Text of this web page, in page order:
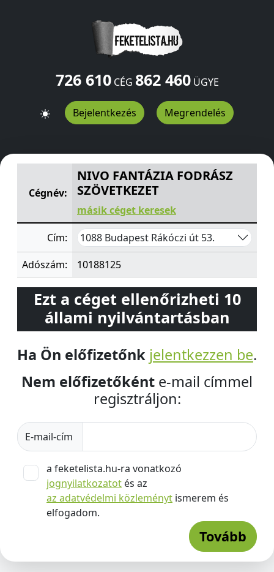
726 610CÉG 862 460ÜGYE
Bejelentkezés Megrendelés
NIVO FANTÁZIA FODRÁSZ SZÖVETKEZET Rákóczi út 53.
Cégnév:
NIVO FANTÁZIA FODRÁSZ
SZÖVETKEZET
másik céget keresek
Cím: 1088 Budapest Rákóczi út 53.
Adószám: 10188125
Ezt a céget ellenőrizheti 10
állami nyilvántartásban
Ha Ön előfizetőnk jelentkezzen be.
Nem előfizetőként e-mail címmel
regisztráljon:
E-mail-cím
a feketelista.hu-ra vonatkozó
jognyilatkozatot és az
az adatvédelmi közleményt ismerem és
elfogadom.
Tovább